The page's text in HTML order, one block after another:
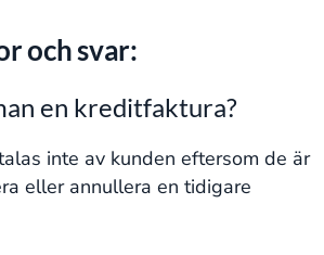
och svar:
en kreditfaktura?
inte av kunden eftersom de är
eller annullera en tidigare